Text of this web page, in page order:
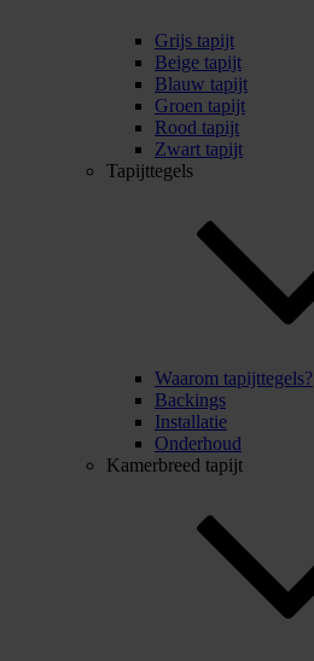
Grijs tapijt
Beige tapijt
Blauw tapijt
Groen tapijt
Rood tapijt
Zwart tapijt
Tapijttegels
Waarom tapijttegels?
Backings
Installatie
Onderhoud
Kamerbreed tapijt